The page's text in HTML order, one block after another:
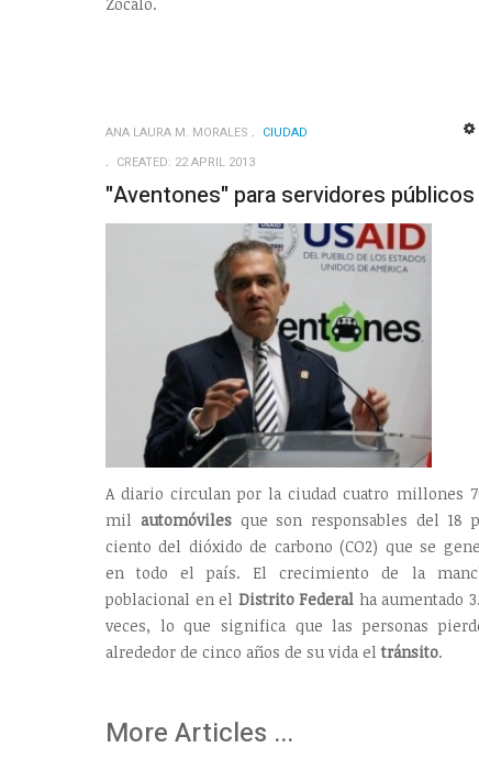
Zócalo.
ANA LAURA M. MORALES
CIUDAD
CREATED: 22 APRIL 2013
"Aventones" para servidores públicos
A diario circulan por la ciudad cuatro millones
mil automóvilesque son responsables del 18
ciento del dióxido de carbono (CO2) que se
en todo el país. El crecimiento de la
poblacional en el Distrito Federal ha aumentado
veces, lo que significa que las personas
alrededor de cinco años de su vida eltránsito.
More Articles ...